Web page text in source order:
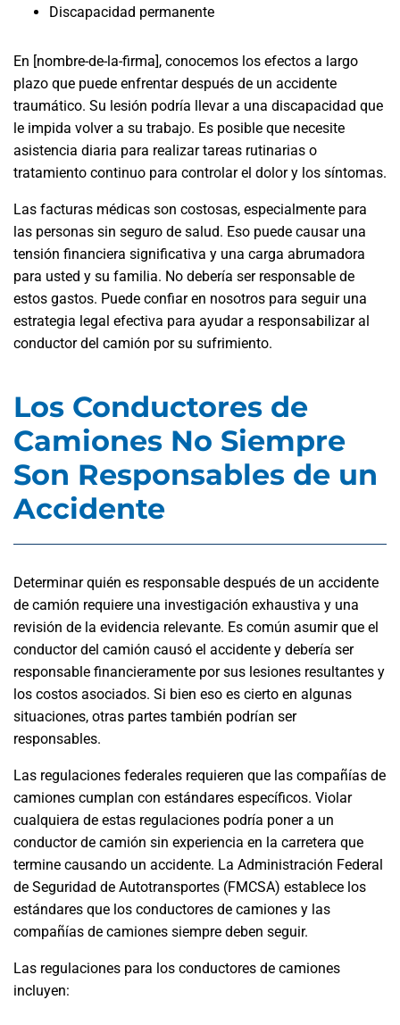
Discapacidad permanente
En [nombre-de-la-firma], conocemos los efectos a largo
plazo que puede enfrentar después de un accidente
traumático. Su lesión podría llevar a una discapacidad que
le impida volver a su trabajo. Es posible que necesite
asistencia diaria para realizar tareas rutinarias o
tratamiento continuo para controlar el dolor y los síntomas.
Las facturas médicas son costosas, especialmente para
las personas sin seguro de salud. Eso puede causar una
tensión financiera significativa y una carga abrumadora
para usted y su familia. No debería ser responsable de
estos gastos. Puede confiar en nosotros para seguir una
estrategia legal efectiva para ayudar a responsabilizar al
conductor del camión por su sufrimiento.
Los Conductores de
Camiones No Siempre
Son Responsables de un
Accidente
Determinar quién es responsable después de un accidente
de camión requiere una investigación exhaustiva y una
revisión de la evidencia relevante. Es común asumir que el
conductor del camión causó el accidente y debería ser
responsable financieramente por sus lesiones resultantes y
los costos asociados. Si bien eso es cierto en algunas
situaciones, otras partes también podrían ser
responsables.
Las regulaciones federales requieren que las compañías de
camiones cumplan con estándares específicos. Violar
cualquiera de estas regulaciones podría poner a un
conductor de camión sin experiencia en la carretera que
termine causando un accidente. La Administración Federal
de Seguridad de Autotransportes (FMCSA) establece los
estándares que los conductores de camiones y las
compañías de camiones siempre deben seguir.
Las regulaciones para los conductores de camiones
incluyen: